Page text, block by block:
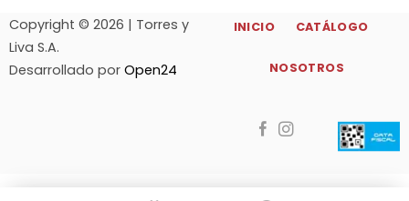
Copyright © 2026 | Torres y
Liva S.A.
Desarrollado por Open24
INICIO CATÁLOGO
NOSOTROS